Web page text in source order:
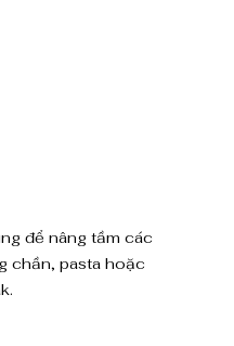
để nâng tầm các
chần, pasta hoặc